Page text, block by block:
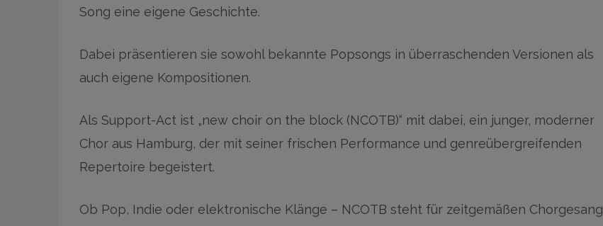
Song eine eigene Geschichte.
Dabei präsentieren sie sowohl bekannte Popsongs in überraschenden Versionen als
auch eigene Kompositionen.
Als Support-Act ist „new choir on the block (NCOTB)“ mit dabei, ein junger, moderner
Chor aus Hamburg, der mit seiner frischen Performance und genreübergreifenden
Repertoire begeistert.
Ob Pop, Indie oder elektronische Klänge – NCOTB steht für zeitgemäßen Chorgesang